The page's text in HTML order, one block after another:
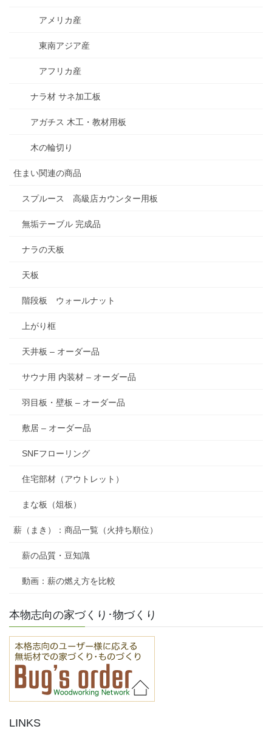
アメリカ産
東南アジア産
アフリカ産
ナラ材 サネ加工板
アガチス 木工・教材用板
木の輪切り
住まい関連の商品
スプルース 高級店カウンター用板
無垢テーブル 完成品
ナラの天板
天板
階段板 ウォールナット
上がり框
天井板 – オーダー品
サウナ用 内装材 – オーダー品
羽目板・壁板 – オーダー品
敷居 – オーダー品
SNFフローリング
住宅部材（アウトレット）
まな板（俎板）
薪（まき）：商品一覧（火持ち順位）
薪の品質・豆知識
動画：薪の燃え方を比較
本物志向の家づくり･物づくり
LINKS